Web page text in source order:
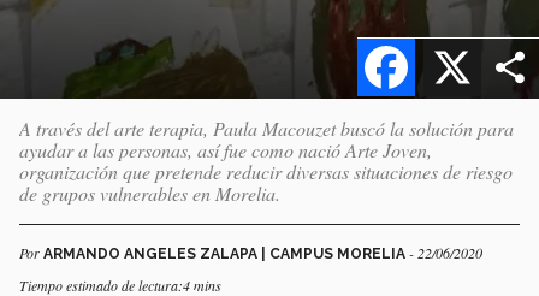
X
Facebook
A través del arte terapia, Paula Macouzet buscó la solución para
ayudar a las personas, así fue como nació Arte Joven,
organización que pretende reducir diversas situaciones de riesgo
de grupos vulnerables en Morelia.
Por ARMANDO ANGELES ZALAPA | CAMPUS MORELIA - 22/06/2020
Tiempo estimado de lectura:4 mins